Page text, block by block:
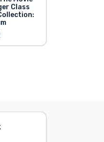
Class